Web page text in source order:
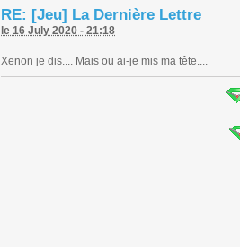
RE: [Jeu] La Dernière Lettre
le 16 July 2020 - 21:18
Xenon je dis.... Mais ou ai-je mis ma tête....